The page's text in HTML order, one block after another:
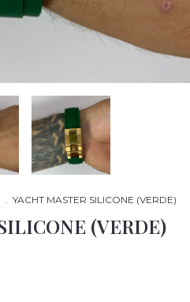
. YACHT MASTER SILICONE (VERDE)
(VERDE)